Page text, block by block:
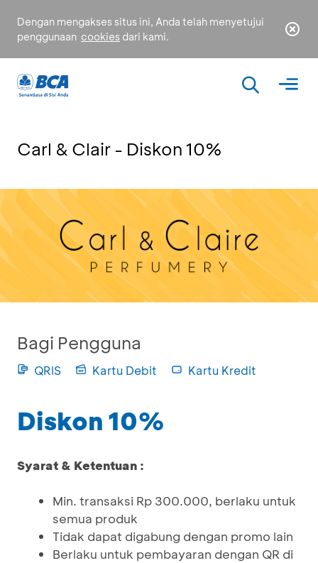
Dengan mengakses situs ini, Anda telah menyetujui
penggunaan cookies dari kami.
Carl & Clair - Diskon 10%
Bagi Pengguna
QRIS Kartu Debit Kartu Kredit
Diskon 10%
Syarat & Ketentuan :
Min. transaksi Rp 300.000, berlaku untuk
semua produk
Tidak dapat digabung dengan promo lain
Berlaku untuk pembayaran dengan QR di